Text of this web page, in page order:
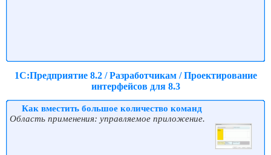
1С:Предприятие 8.2 / Разработчикам / Проектирование
интерфейсов для 8.3
Как вместить большое количество команд
Область применения: управляемое приложение.